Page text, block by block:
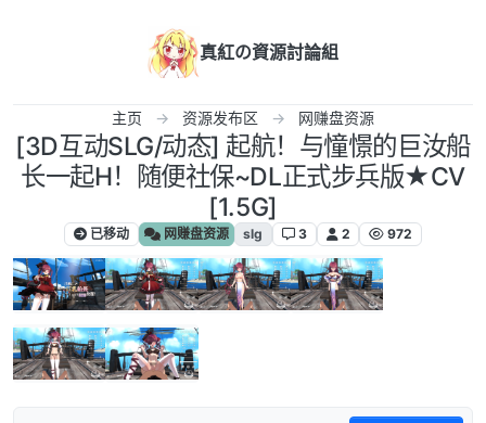
真紅の資源討論組
主页 资源发布区 网赚盘资源
[3D互动SLG/动态] 起航！与憧憬的巨汝船
长一起H！随便社保~DL正式步兵版★CV
[1.5G]
已移动 网赚盘资源 slg 3 2 972